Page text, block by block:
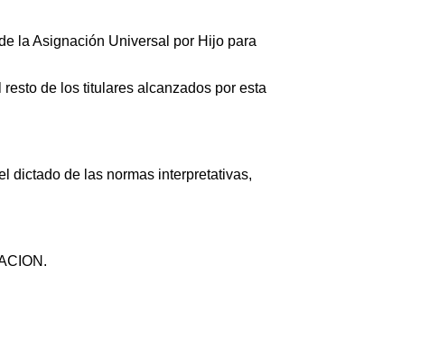
la Asignación Universal por Hijo para
de los titulares alcanzados por esta
dictado de las normas interpretativas,